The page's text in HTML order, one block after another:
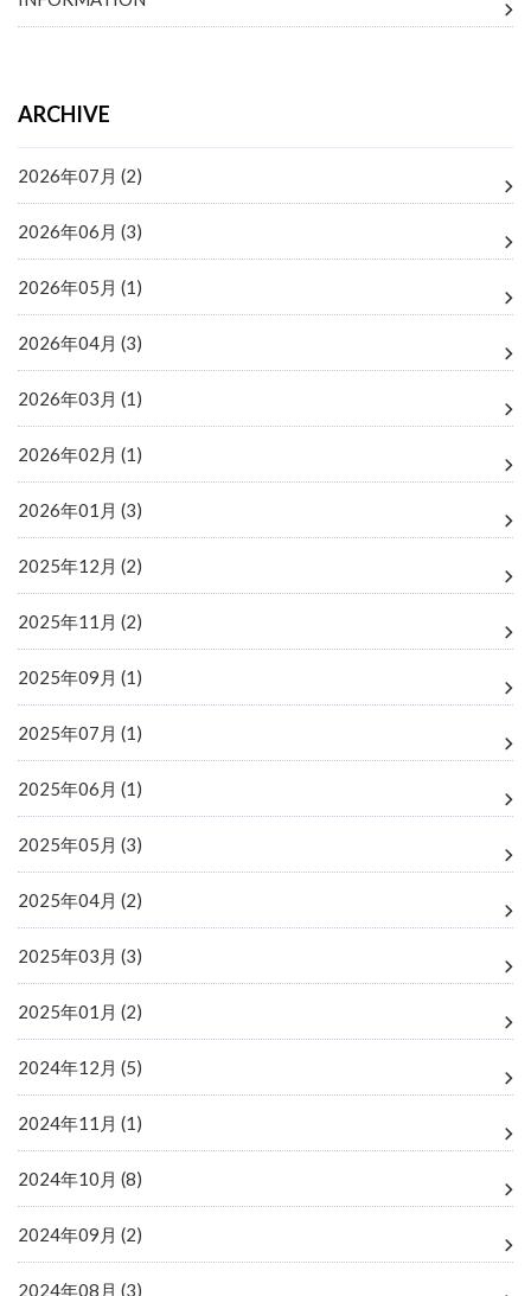
ARCHIVE
2026年07月 (2)
2026年06月 (3)
2026年05月 (1)
2026年04月 (3)
2026年03月 (1)
2026年02月 (1)
2026年01月 (3)
2025年12月 (2)
2025年11月 (2)
2025年09月 (1)
2025年07月 (1)
2025年06月 (1)
2025年05月 (3)
2025年04月 (2)
2025年03月 (3)
2025年01月 (2)
2024年12月 (5)
2024年11月 (1)
2024年10月 (8)
2024年09月 (2)
2024年08月 (3)